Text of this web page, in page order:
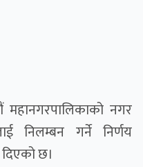
नगर
निलम्बन गर्ने निर्णय
छ।